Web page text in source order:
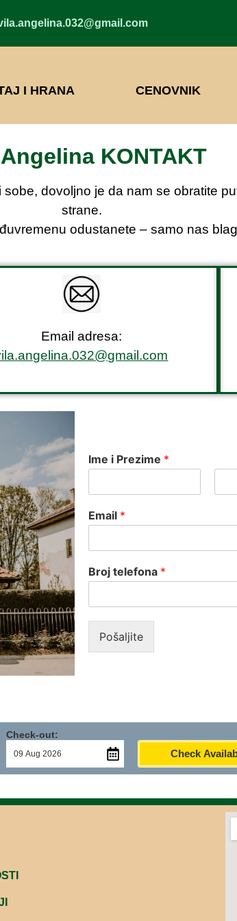
I HRANA CENOVNIK
KONTAKT
dovoljno je da nam se obratite
strane.
odustanete – samo nas
Email adresa:
Ime i Prezime *
Email *
Broj telefona *
Pošaljite
Check-out:
Check